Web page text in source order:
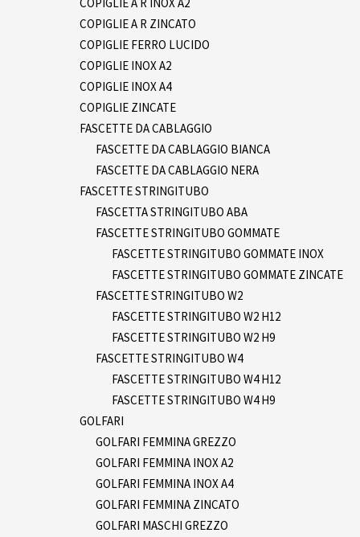
COPIGLIE A R ZINCATO
COPIGLIE FERRO LUCIDO
COPIGLIE INOX A2
COPIGLIE INOX A4
COPIGLIE ZINCATE
FASCETTE DA CABLAGGIO
FASCETTE DA CABLAGGIO BIANCA
FASCETTE DA CABLAGGIO NERA
FASCETTE STRINGITUBO
FASCETTA STRINGITUBO ABA
FASCETTE STRINGITUBO GOMMATE
FASCETTE STRINGITUBO GOMMATE INOX
FASCETTE STRINGITUBO GOMMATE ZINCATE
FASCETTE STRINGITUBO W2
FASCETTE STRINGITUBO W2 H12
FASCETTE STRINGITUBO W2 H9
FASCETTE STRINGITUBO W4
FASCETTE STRINGITUBO W4 H12
FASCETTE STRINGITUBO W4 H9
GOLFARI
GOLFARI FEMMINA GREZZO
GOLFARI FEMMINA INOX A2
GOLFARI FEMMINA INOX A4
GOLFARI FEMMINA ZINCATO
GOLFARI MASCHI GREZZO